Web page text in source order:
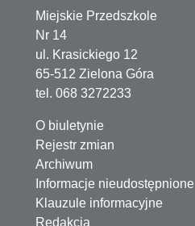
Miejskie Przedszkole
Nr 14
ul. Krasickiego 12
65-512 Zielona Góra
tel. 068 3272233
O biuletynie
Rejestr zmian
Archiwum
Informacje nieudostępnione
Klauzule informacyjne
Redakcja